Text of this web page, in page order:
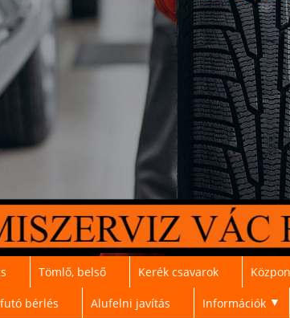
Tömlő, belső Kerék csavarok
bérlés Alufelni javítás Információk ▼